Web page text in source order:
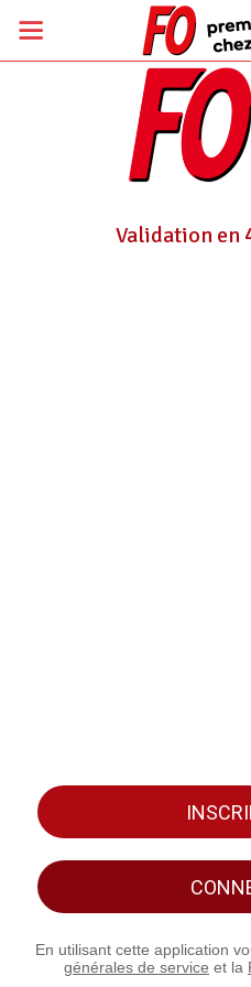
Validation en
En utilisant cette application
générales de service et la